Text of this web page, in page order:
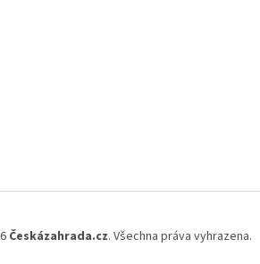
Českázahrada.cz. Všechna práva vyhrazena.